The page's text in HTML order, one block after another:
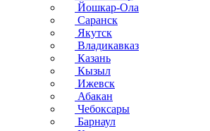
Йошкар-Ола
Саранск
Якутск
Владикавказ
Казань
Кызыл
Ижевск
Абакан
Чебоксары
Барнаул